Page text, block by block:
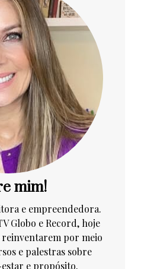
mim!
e empreendedora.
Globo e Record, hoje
reinventarem por meio
e palestras sobre
e propósito.